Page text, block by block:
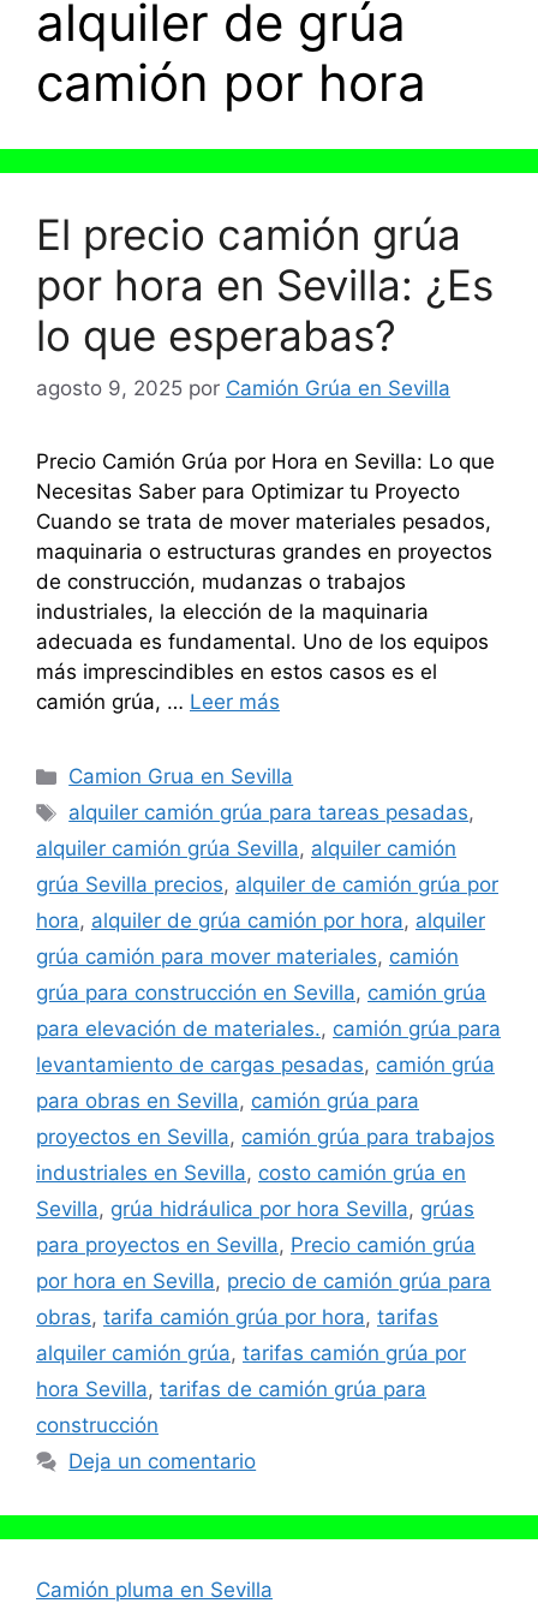
alquiler de grúa
camión por hora
El precio camión grúa
por hora en Sevilla: ¿Es
lo que esperabas?
agosto 9, 2025 por Camión Grúa en Sevilla
Precio Camión Grúa por Hora en Sevilla: Lo que
Necesitas Saber para Optimizar tu Proyecto
Cuando se trata de mover materiales pesados,
maquinaria o estructuras grandes en proyectos
de construcción, mudanzas o trabajos
industriales, la elección de la maquinaria
adecuada es fundamental. Uno de los equipos
más imprescindibles en estos casos es el
camión grúa, … Leer más
Categorías
Camion Grua en Sevilla
Etiquetas
alquiler camión grúa para tareas pesadas,
alquiler camión grúa Sevilla, alquiler camión
grúa Sevilla precios, alquiler de camión grúa por
hora, alquiler de grúa camión por hora, alquiler
grúa camión para mover materiales, camión
grúa para construcción en Sevilla, camión grúa
para elevación de materiales., camión grúa para
levantamiento de cargas pesadas, camión grúa
para obras en Sevilla, camión grúa para
proyectos en Sevilla, camión grúa para trabajos
industriales en Sevilla, costo camión grúa en
Sevilla, grúa hidráulica por hora Sevilla, grúas
para proyectos en Sevilla, Precio camión grúa
por hora en Sevilla, precio de camión grúa para
obras, tarifa camión grúa por hora, tarifas
alquiler camión grúa, tarifas camión grúa por
hora Sevilla, tarifas de camión grúa para
construcción
Deja un comentario
Camión pluma en Sevilla